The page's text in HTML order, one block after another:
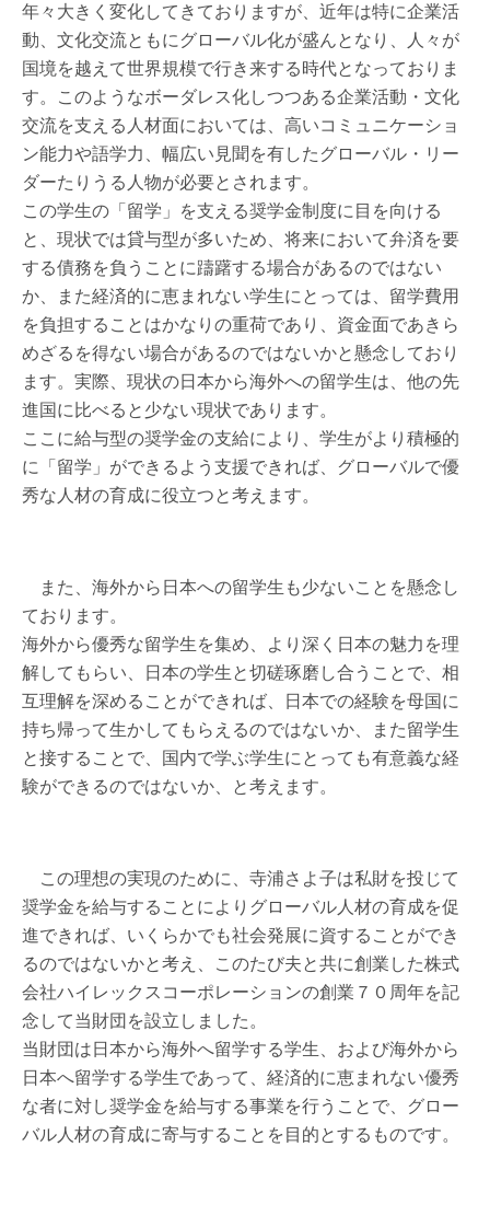
年々大きく変化してきておりますが、近年は特に企業活
動、文化交流ともにグローバル化が盛んとなり、人々が
国境を越えて世界規模で行き来する時代となっておりま
す。このようなボーダレス化しつつある企業活動・文化
交流を支える人材面においては、高いコミュニケーショ
ン能力や語学力、幅広い見聞を有したグローバル・リー
ダーたりうる人物が必要とされます。
この学生の「留学」を支える奨学金制度に目を向ける
と、現状では貸与型が多いため、将来において弁済を要
する債務を負うことに躊躇する場合があるのではない
か、また経済的に恵まれない学生にとっては、留学費用
を負担することはかなりの重荷であり、資金面であきら
めざるを得ない場合があるのではないかと懸念しており
ます。実際、現状の日本から海外への留学生は、他の先
進国に比べると少ない現状であります。
ここに給与型の奨学金の支給により、学生がより積極的
に「留学」ができるよう支援できれば、グローバルで優
秀な人材の育成に役立つと考えます。
また、海外から日本への留学生も少ないことを懸念し
ております。
海外から優秀な留学生を集め、より深く日本の魅力を理
解してもらい、日本の学生と切磋琢磨し合うことで、相
互理解を深めることができれば、日本での経験を母国に
持ち帰って生かしてもらえるのではないか、また留学生
と接することで、国内で学ぶ学生にとっても有意義な経
験ができるのではないか、と考えます。
この理想の実現のために、寺浦さよ子は私財を投じて
奨学金を給与することによりグローバル人材の育成を促
進できれば、いくらかでも社会発展に資することができ
るのではないかと考え、このたび夫と共に創業した株式
会社ハイレックスコーポレーションの創業７０周年を記
念して当財団を設立しました。
当財団は日本から海外へ留学する学生、および海外から
日本へ留学する学生であって、経済的に恵まれない優秀
な者に対し奨学金を給与する事業を行うことで、グロー
バル人材の育成に寄与することを目的とするものです。